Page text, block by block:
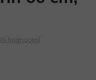
hodnocení